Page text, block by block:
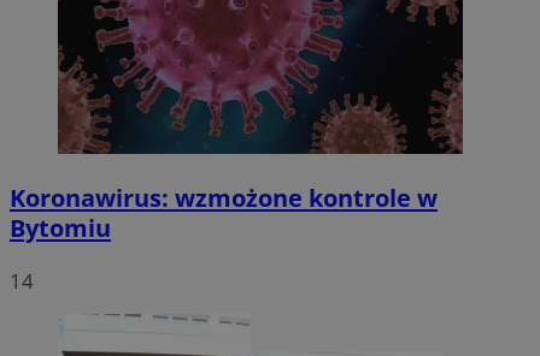
Koronawirus: wzmożone kontrole w
Bytomiu
14